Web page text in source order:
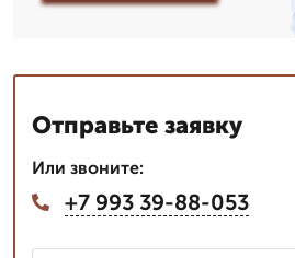
Отправьте заявку
Или звоните:
+7 993 39-88-053